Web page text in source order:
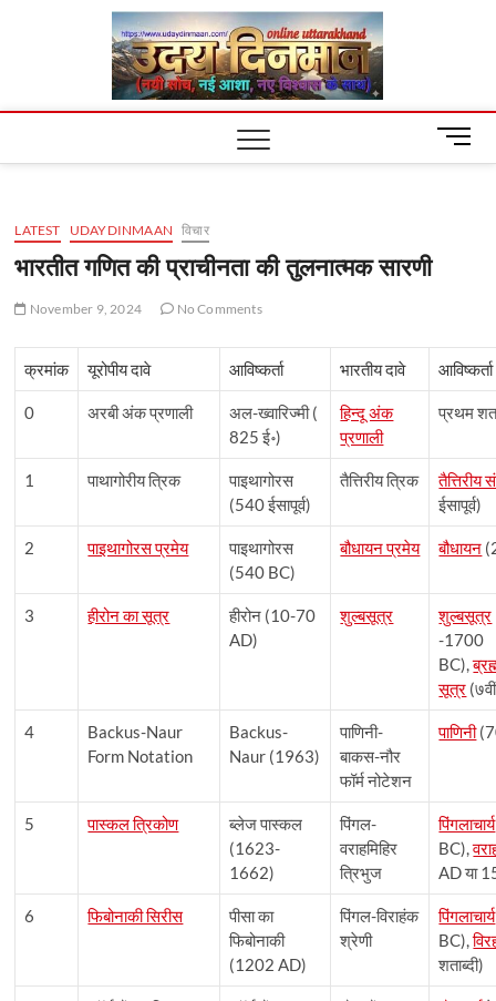
M
e
n
LATEST UDAYDINMAAN विचार
भारतीत गणित की प्राचीनता की तुलनात्मक सारणी
November 9, 2024 No Comments
क्रमांक यूरोपीय दावे आविष्कर्ता भारतीय दावे आविष्कर्ता
0 अरबी अंक प्रणाली
अल-ख्वारिज्मी (
825 ई॰)
हिन्दू अंक
प्रणाली
प्रथम
1 पाथागोरीय त्रिक
पाइथागोरस
(540 ईसापूर्व)
तैत्तिरीय त्रिक
तैत्तिरीय
ईसापूर्व)
2 पाइथागोरस प्रमेय
पाइथागोरस
(540 BC)
बौधायन प्रमेय बौधायन
3 हीरोन का सूत्र
हीरोन (10-70
AD)
शुल्बसूत्र शुल्बसूत्र
-1700
BC),
सूत्र
4
Backus-Naur
Form Notation
Backus-
Naur (1963)
पाणिनी-
बाकस-नौर
फॉर्म नोटेशन
पाणिनी
5 पास्कल त्रिकोण
ब्लेज पास्कल
(1623-
1662)
पिंगल-
वराहमिहिर
त्रिभुज
पिंगलाचार्य
BC),
AD या
6 फिबोनाकी सिरीस
पीसा का
फिबोनाकी
(1202 AD)
पिंगल-विराहंक
श्रेणी
पिंगलाचार्य
BC),
शताब्दी)